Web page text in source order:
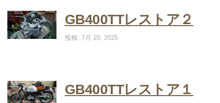
GB400TTレストア２
投稿: 7月 20, 2025
GB400TTレストア１